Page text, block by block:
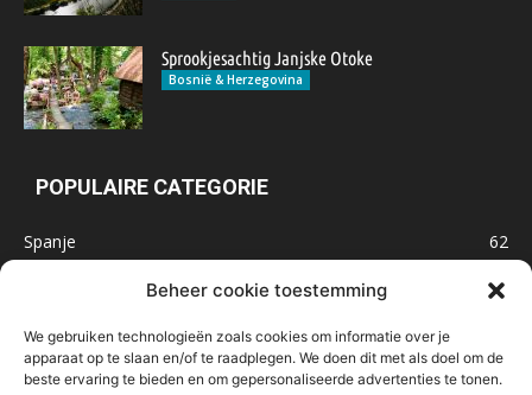
Beheer cookie toestemming
We gebruiken technologieën zoals cookies om informatie over je
apparaat op te slaan en/of te raadplegen. We doen dit met als doel om de
beste ervaring te bieden en om gepersonaliseerde advertenties te tonen.
Sprookjesachtig Janjske Otoke
Bosnië & Herzegovina
POPULAIRE CATEGORIE
Spanje
62
47
Marokko
32
IJsland
32